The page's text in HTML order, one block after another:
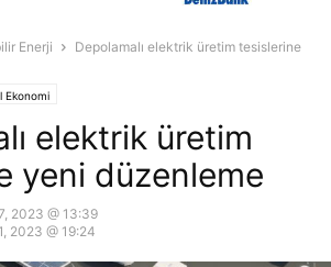
Enerji
Depolamalı elektrik üretim tesislerine
Ekonomi
elektrik üretim
yeni düzenleme
2023 @ 13:39
2023 @ 19:24